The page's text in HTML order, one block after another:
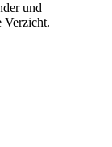
und
Verzicht.